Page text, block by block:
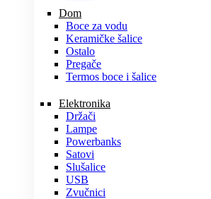
Dom
Boce za vodu
Keramičke šalice
Ostalo
Pregače
Termos boce i šalice
Elektronika
Držači
Lampe
Powerbanks
Satovi
Slušalice
USB
Zvučnici